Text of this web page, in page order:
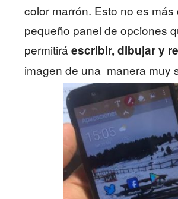
color marrón. Esto no es más
pequeño panel de opciones
permitirá escribir, dibujar y
imagen de una manera muy